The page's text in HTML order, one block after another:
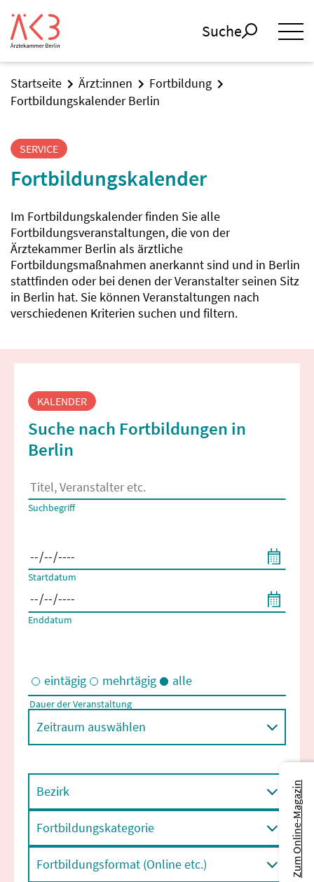
Suche
Startseite Ärzt:innen
Fortbildung
Fortbildungskalender Berlin
SERVICE
Fortbildungskalender
Im Fortbildungskalender finden Sie alle
Fortbildungsveranstaltungen, die von der
Ärztekammer Berlin als ärztliche
Fortbildungsmaßnahmen anerkannt sind und in Berlin
stattfinden oder bei denen der Veranstalter seinen Sitz
in Berlin hat. Sie können Veranstaltungen nach
verschiedenen Kriterien suchen und filtern.
Fortbildungssuche
KALENDER
Suche nach Fortbildungen in
Berlin
Es erscheinen Suchvorschläge, wenn mindestens 2 Zeichen
Suchbegriff
Startdatum
Enddatum
Eintägige und/oder mehrtägige Veranstaltungen
eintägig mehrtägig alle
Dauer der Veranstaltung
Zeitraum auswählen
Bezirk
Fortbildungskategorie
Fortbildungsformat (Online etc.) Zum Online-Magazin